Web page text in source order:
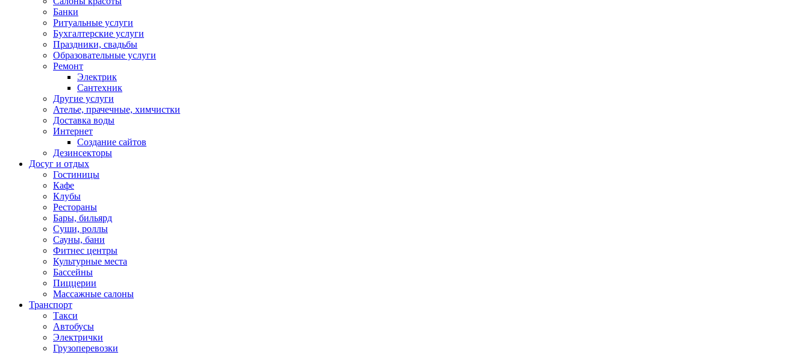
Банки
Ритуальные услуги
Бухгалтерские услуги
Праздники, свадьбы
Образовательные услуги
Ремонт
Электрик
Сантехник
Другие услуги
Ателье, прачечные, химчистки
Доставка воды
Интернет
Создание сайтов
Дезинсекторы
Досуг и отдых
Гостиницы
Кафе
Клубы
Рестораны
Бары, бильярд
Суши, роллы
Сауны, бани
Фитнес центры
Культурные места
Бассейны
Пиццерии
Массажные салоны
Транспорт
Такси
Автобусы
Электрички
Грузоперевозки